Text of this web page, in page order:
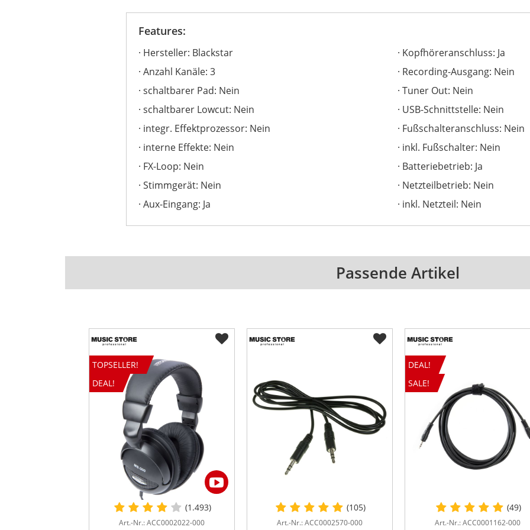
Features:
Hersteller: Blackstar
Anzahl Kanäle: 3
schaltbarer Pad: Nein
schaltbarer Lowcut: Nein
integr. Effektprozessor: Nein
interne Effekte: Nein
FX-Loop: Nein
Stimmgerät: Nein
Aux-Eingang: Ja
Kopfhöreranschluss: Ja
Recording-Ausgang: Nein
Tuner Out: Nein
USB-Schnittstelle: Nein
Fußschalteranschluss: Nein
inkl. Fußschalter: Nein
Batteriebetrieb: Ja
Netzteilbetrieb: Nein
inkl. Netzteil: Nein
Passende Artikel
TOPSELLER!
DEAL!
(1.493)
Art.-Nr.: ACC0002022-000
(105)
Art.-Nr.: ACC0002570-000
DEAL!
SALE!
(49)
Art.-Nr.: ACC0001162-000